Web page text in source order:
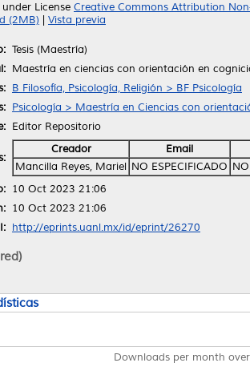
License Creative Commons Attribution
(2MB)
Vista previa
Tesis (Maestría)
Maestría en ciencias con orientación en
B Filosofía, Psicología, Religión > BF Psicología
Psicología > Maestría en Ciencias con
Editor Repositorio
Creador
Email
Mancilla Reyes, Mariel NO ESPECIFICADO
10 Oct 2023 21:06
10 Oct 2023 21:06
http://eprints.uanl.mx/id/eprint/26270
Downloads per month